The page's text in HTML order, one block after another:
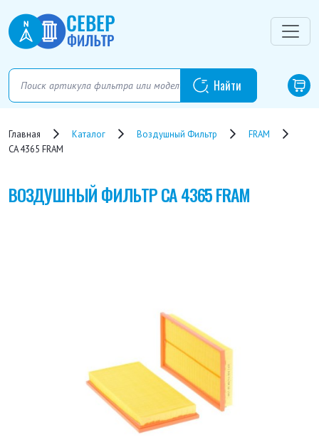
Главная Каталог Воздушный Фильтр
FRAM
CA 4365 FRAM
ВОЗДУШНЫЙ ФИЛЬТРCA 4365 FRAM